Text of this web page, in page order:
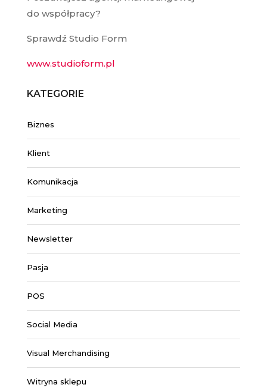
do współpracy?
Sprawdź Studio Form
www.studioform.pl
KATEGORIE
Biznes
Klient
Komunikacja
Marketing
Newsletter
Pasja
POS
Social Media
Visual Merchandising
Witryna sklepu